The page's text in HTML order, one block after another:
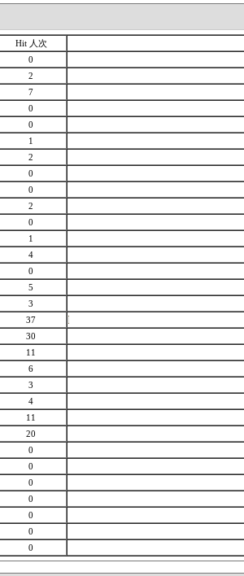
Hit 人次
0
2
7
0
0
1
2
0
0
2
0
1
4
0
5
3
37
30
11
6
3
4
11
20
0
0
0
0
0
0
0